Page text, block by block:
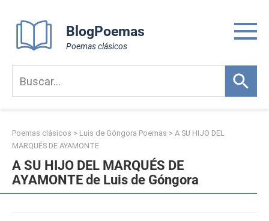
content
BlogPoemas
Poemas clásicos
Poemas clásicos > Luis de Góngora Poemas > A SU HIJO DEL
MARQUÉS DE AYAMONTE
A SU HIJO DEL MARQUÉS DE
AYAMONTE de Luis de Góngora